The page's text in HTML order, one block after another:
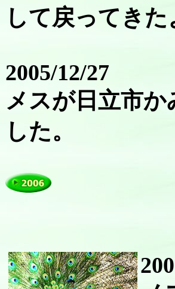
して戻ってき
2005/12/27
メスが日立市
した。